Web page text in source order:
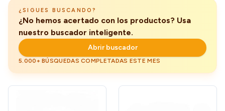
¿SIGUES BUSCANDO?
¿No hemos acertado con los productos? Usa
nuestro buscador inteligente.
Abrir buscador
5.000+ BÚSQUEDAS COMPLETADAS ESTE MES